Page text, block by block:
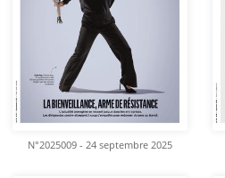
N°2025009 - 24 septembre 2025